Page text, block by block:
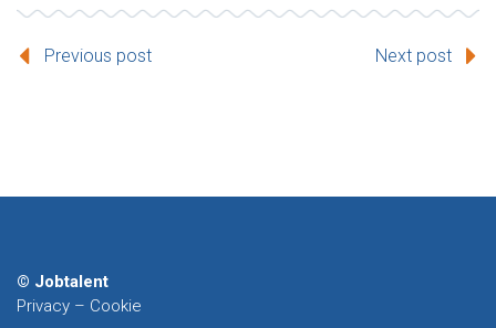
Previous post Next post
© Jobtalent
Privacy – Cookie